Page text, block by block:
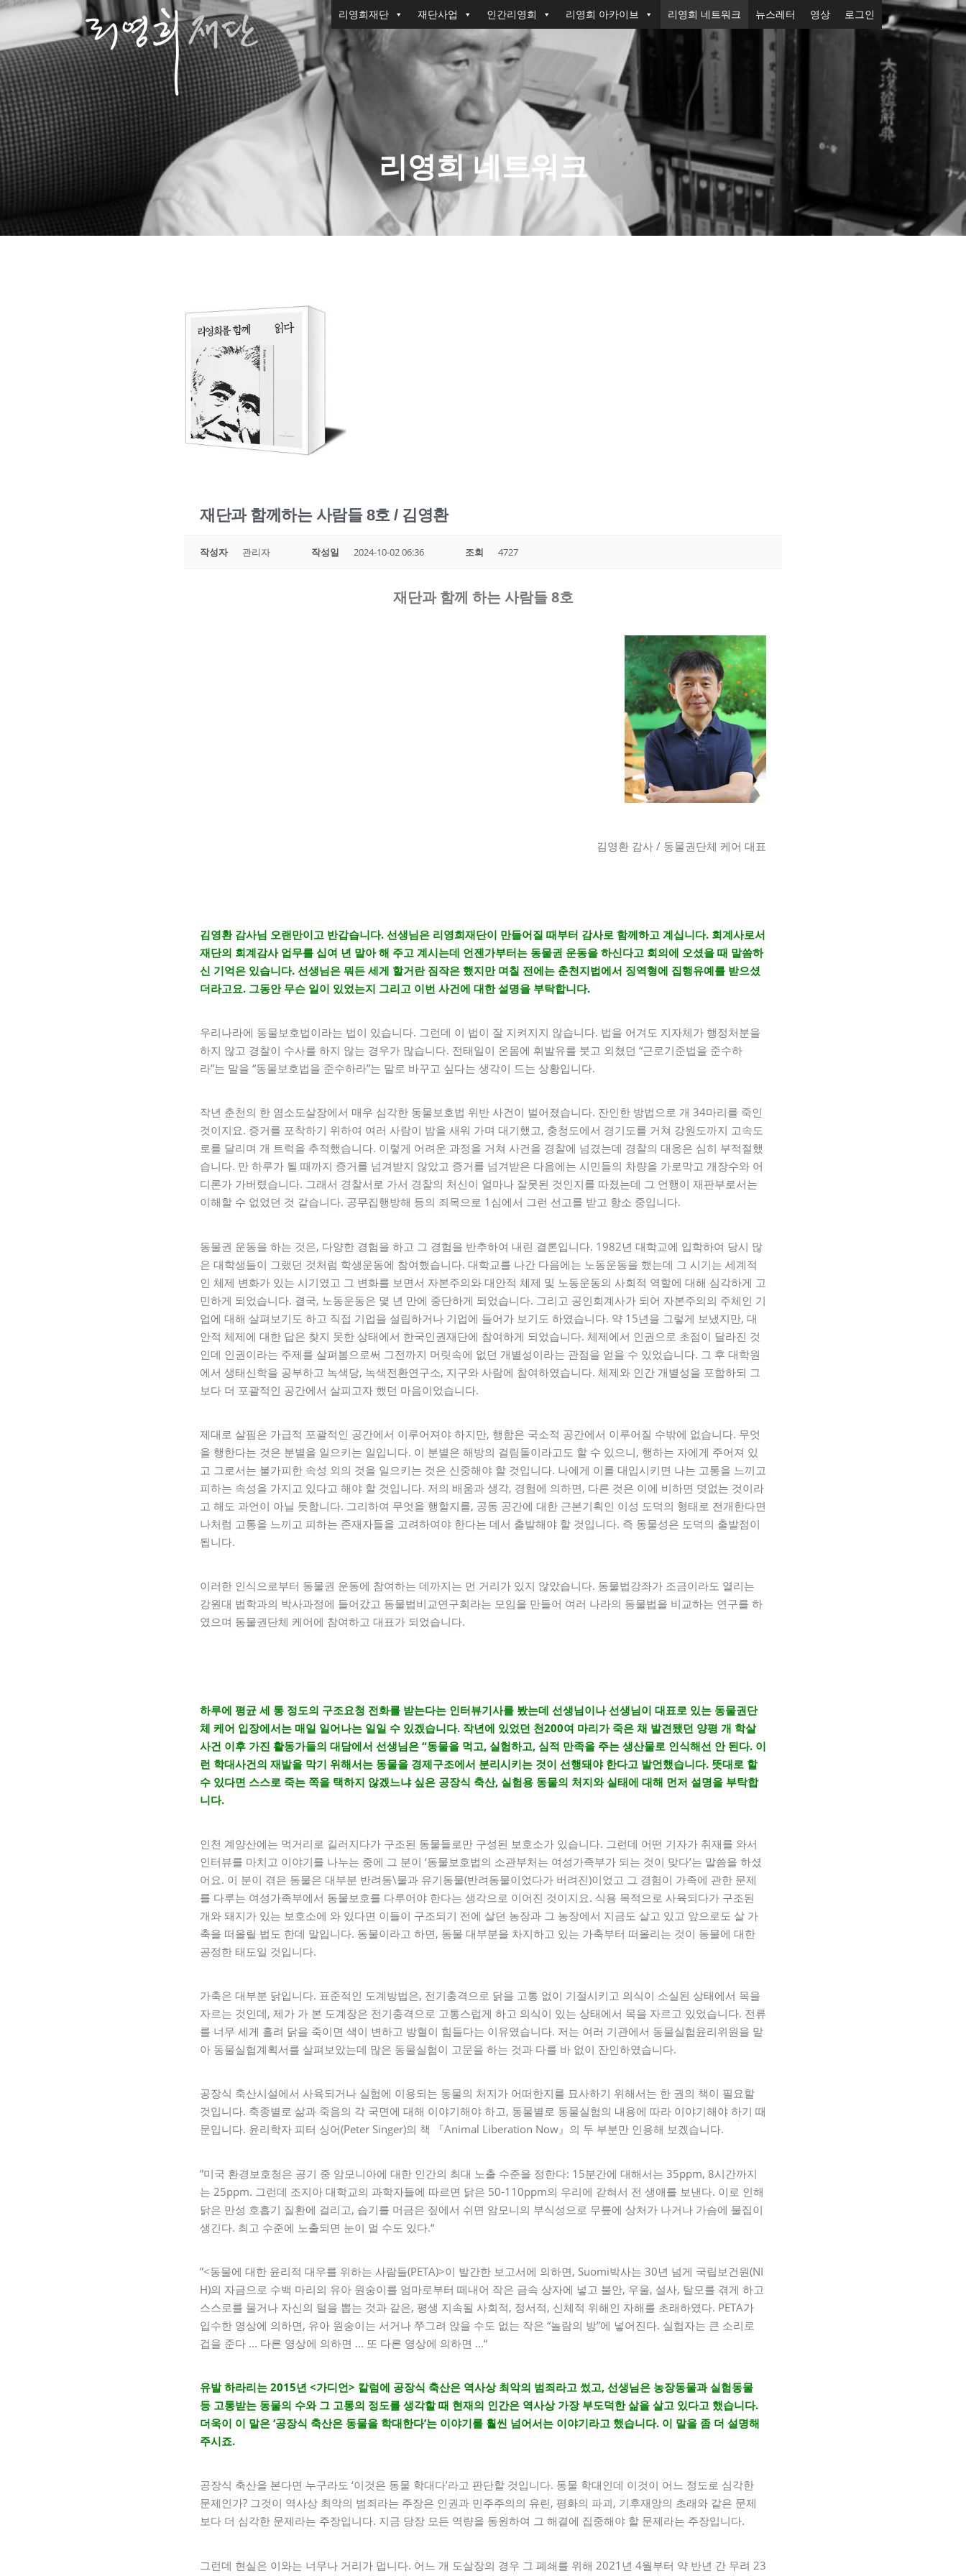
콘
로
바
로
가
기
리영희재단 재단사업 인간리영희 리영희 아카이브 리영희 네트워크 뉴스레터 영상 로그인
리영희 네트워크
재단과 함께하는 사람들 8호 / 김영환
작성자 관리자 작성일 2024-10-02 06:36 조회 4727
재단과 함께 하는 사람들 8호
김영환 감사 / 동물권단체 케어 대표
김영환 감사님 오랜만이고 반갑습니다. 선생님은 리영희재단이 만들어질 때부터 감사로 함께하고 계십니다. 회계사로서
재단의 회계감사 업무를 십여 년 맡아 해 주고 계시는데 언젠가부터는 동물권 운동을 하신다고 회의에 오셨을 때 말씀하
신 기억은 있습니다. 선생님은 뭐든 세게 할거란 짐작은 했지만 며칠 전에는 춘천지법에서 징역형에 집행유예를 받으셨
더라고요. 그동안 무슨 일이 있었는지 그리고 이번 사건에 대한 설명을 부탁합니다.
우리나라에 동물보호법이라는 법이 있습니다. 그런데 이 법이 잘 지켜지지 않습니다. 법을 어겨도 지자체가 행정처분을
하지 않고 경찰이 수사를 하지 않는 경우가 많습니다. 전태일이 온몸에 휘발유를 붓고 외쳤던 “근로기준법을 준수하
라”는 말을 “동물보호법을 준수하라”는 말로 바꾸고 싶다는 생각이 드는 상황입니다.
작년 춘천의 한 염소도살장에서 매우 심각한 동물보호법 위반 사건이 벌어졌습니다. 잔인한 방법으로 개 34마리를 죽인
것이지요. 증거를 포착하기 위하여 여러 사람이 밤을 새워 가며 대기했고, 충청도에서 경기도를 거쳐 강원도까지 고속도
로를 달리며 개 트럭을 추적했습니다. 이렇게 어려운 과정을 거쳐 사건을 경찰에 넘겼는데 경찰의 대응은 심히 부적절했
습니다. 만 하루가 될 때까지 증거를 넘겨받지 않았고 증거를 넘겨받은 다음에는 시민들의 차량을 가로막고 개장수와 어
디론가 가버렸습니다. 그래서 경찰서로 가서 경찰의 처신이 얼마나 잘못된 것인지를 따졌는데 그 언행이 재판부로서는
이해할 수 없었던 것 같습니다. 공무집행방해 등의 죄목으로 1심에서 그런 선고를 받고 항소 중입니다.
동물권 운동을 하는 것은, 다양한 경험을 하고 그 경험을 반추하여 내린 결론입니다. 1982년 대학교에 입학하여 당시 많
은 대학생들이 그랬던 것처럼 학생운동에 참여했습니다. 대학교를 나간 다음에는 노동운동을 했는데 그 시기는 세계적
인 체제 변화가 있는 시기였고 그 변화를 보면서 자본주의와 대안적 체제 및 노동운동의 사회적 역할에 대해 심각하게 고
민하게 되었습니다. 결국, 노동운동은 몇 년 만에 중단하게 되었습니다. 그리고 공인회계사가 되어 자본주의의 주체인 기
업에 대해 살펴보기도 하고 직접 기업을 설립하거나 기업에 들어가 보기도 하였습니다. 약 15년을 그렇게 보냈지만, 대
안적 체제에 대한 답은 찾지 못한 상태에서 한국인권재단에 참여하게 되었습니다. 체제에서 인권으로 초점이 달라진 것
인데 인권이라는 주제를 살펴봄으로써 그전까지 머릿속에 없던 개별성이라는 관점을 얻을 수 있었습니다. 그 후 대학원
에서 생태신학을 공부하고 녹색당, 녹색전환연구소, 지구와 사람에 참여하였습니다. 체제와 인간 개별성을 포함하되 그
보다 더 포괄적인 공간에서 살피고자 했던 마음이었습니다.
제대로 살핌은 가급적 포괄적인 공간에서 이루어져야 하지만, 행함은 국소적 공간에서 이루어질 수밖에 없습니다. 무엇
을 행한다는 것은 분별을 일으키는 일입니다. 이 분별은 해방의 걸림돌이라고도 할 수 있으니, 행하는 자에게 주어져 있
고 그로서는 불가피한 속성 외의 것을 일으키는 것은 신중해야 할 것입니다. 나에게 이를 대입시키면 나는 고통을 느끼고
피하는 속성을 가지고 있다고 해야 할 것입니다. 저의 배움과 생각, 경험에 의하면, 다른 것은 이에 비하면 덧없는 것이라
고 해도 과언이 아닐 듯합니다. 그리하여 무엇을 행할지를, 공동 공간에 대한 근본기획인 이성 도덕의 형태로 전개한다면
나처럼 고통을 느끼고 피하는 존재자들을 고려하여야 한다는 데서 출발해야 할 것입니다. 즉 동물성은 도덕의 출발점이
됩니다.
이러한 인식으로부터 동물권 운동에 참여하는 데까지는 먼 거리가 있지 않았습니다. 동물법강좌가 조금이라도 열리는
강원대 법학과의 박사과정에 들어갔고 동물법비교연구회라는 모임을 만들어 여러 나라의 동물법을 비교하는 연구를 하
였으며 동물권단체 케어에 참여하고 대표가 되었습니다.
하루에 평균 세 통 정도의 구조요청 전화를 받는다는 인터뷰기사를 봤는데 선생님이나 선생님이 대표로 있는 동물권단
체 케어 입장에서는 매일 일어나는 일일 수 있겠습니다. 작년에 있었던 천200여 마리가 죽은 채 발견됐던 양평 개 학살
사건 이후 가진 활동가들의 대담에서 선생님은 “동물을 먹고, 실험하고, 심적 만족을 주는 생산물로 인식해선 안 된다. 이
런 학대사건의 재발을 막기 위해서는 동물을 경제구조에서 분리시키는 것이 선행돼야 한다고 발언했습니다. 뜻대로 할
수 있다면 스스로 죽는 쪽을 택하지 않겠느냐 싶은 공장식 축산, 실험용 동물의 처지와 실태에 대해 먼저 설명을 부탁합
니다.
인천 계양산에는 먹거리로 길러지다가 구조된 동물들로만 구성된 보호소가 있습니다. 그런데 어떤 기자가 취재를 와서
인터뷰를 마치고 이야기를 나누는 중에 그 분이 ‘동물보호법의 소관부처는 여성가족부가 되는 것이 맞다’는 말씀을 하셨
어요. 이 분이 겪은 동물은 대부분 반려동\물과 유기동물(반려동물이었다가 버려진)이었고 그 경험이 가족에 관한 문제
를 다루는 여성가족부에서 동물보호를 다루어야 한다는 생각으로 이어진 것이지요. 식용 목적으로 사육되다가 구조된
개와 돼지가 있는 보호소에 와 있다면 이들이 구조되기 전에 살던 농장과 그 농장에서 지금도 살고 있고 앞으로도 살 가
축을 떠올릴 법도 한데 말입니다. 동물이라고 하면, 동물 대부분을 차지하고 있는 가축부터 떠올리는 것이 동물에 대한
공정한 태도일 것입니다.
가축은 대부분 닭입니다. 표준적인 도계방법은, 전기충격으로 닭을 고통 없이 기절시키고 의식이 소실된 상태에서 목을
자르는 것인데, 제가 가 본 도계장은 전기충격으로 고통스럽게 하고 의식이 있는 상태에서 목을 자르고 있었습니다. 전류
를 너무 세게 흘려 닭을 죽이면 색이 변하고 방혈이 힘들다는 이유였습니다. 저는 여러 기관에서 동물실험윤리위원을 맡
아 동물실험계획서를 살펴보았는데 많은 동물실험이 고문을 하는 것과 다를 바 없이 잔인하였습니다.
공장식 축산시설에서 사육되거나 실험에 이용되는 동물의 처지가 어떠한지를 묘사하기 위해서는 한 권의 책이 필요할
것입니다. 축종별로 삶과 죽음의 각 국면에 대해 이야기해야 하고, 동물별로 동물실험의 내용에 따라 이야기해야 하기 때
문입니다. 윤리학자 피터 싱어(Peter Singer)의 책 『Animal Liberation Now』의 두 부분만 인용해 보겠습니다.
”미국 환경보호청은 공기 중 암모니아에 대한 인간의 최대 노출 수준을 정한다: 15분간에 대해서는 35ppm, 8시간까지
는 25ppm. 그런데 조지아 대학교의 과학자들에 따르면 닭은 50-110ppm의 우리에 갇혀서 전 생애를 보낸다. 이로 인해
닭은 만성 호흡기 질환에 걸리고, 습기를 머금은 짚에서 쉬면 암모니의 부식성으로 무릎에 상처가 나거나 가슴에 물집이
생긴다. 최고 수준에 노출되면 눈이 멀 수도 있다.“
”<동물에 대한 윤리적 대우를 위하는 사람들(PETA)>이 발간한 보고서에 의하면, Suomi박사는 30년 넘게 국립보건원(NI
H)의 자금으로 수백 마리의 유아 원숭이를 엄마로부터 떼내어 작은 금속 상자에 넣고 불안, 우울, 설사, 탈모를 겪게 하고
스스로를 물거나 자신의 털을 뽑는 것과 같은, 평생 지속될 사회적, 정서적, 신체적 위해인 자해를 초래하였다. PETA가
입수한 영상에 의하면, 유아 원숭이는 서거나 쭈그려 앉을 수도 없는 작은 “놀람의 방”에 넣어진다. 실험자는 큰 소리로
겁을 준다 ... 다른 영상에 의하면 ... 또 다른 영상에 의하면 ...“
유발 하라리는 2015년 <가디언> 칼럼에 공장식 축산은 역사상 최악의 범죄라고 썼고, 선생님은 농장동물과 실험동물
등 고통받는 동물의 수와 그 고통의 정도를 생각할 때 현재의 인간은 역사상 가장 부도덕한 삶을 살고 있다고 했습니다.
더욱이 이 말은 ‘공장식 축산은 동물을 학대한다’는 이야기를 훨씬 넘어서는 이야기라고 했습니다. 이 말을 좀 더 설명해
주시죠.
공장식 축산을 본다면 누구라도 ‘이것은 동물 학대다’라고 판단할 것입니다. 동물 학대인데 이것이 어느 정도로 심각한
문제인가? 그것이 역사상 최악의 범죄라는 주장은 인권과 민주주의의 유린, 평화의 파괴, 기후재앙의 초래와 같은 문제
보다 더 심각한 문제라는 주장입니다. 지금 당장 모든 역량을 동원하여 그 해결에 집중해야 할 문제라는 주장입니다.
그런데 현실은 이와는 너무나 거리가 멉니다. 어느 개 도살장의 경우 그 폐쇄를 위해 2021년 4월부터 약 반년 간 무려 23